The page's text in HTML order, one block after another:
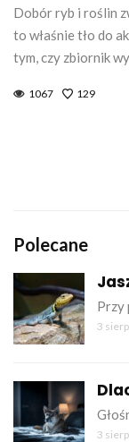
Dobór ryb i roślin
to właśnie tło do
tym, czy zbiornik
1067 129
Polecane
Przy
3
3